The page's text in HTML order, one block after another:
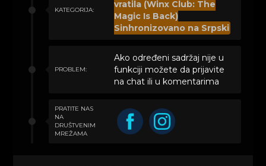
KATEGORIJA:
vratila (Winx Club: The
Magic Is Back)
Sinhronizovano na Srpski
PROBLEM:
Ako određeni sadržaj nije u
funkciji možete da prijavite
na chat ili u komentarima
PRATITE NAS
NA
DRUŠTVENIM
MREŽAMA